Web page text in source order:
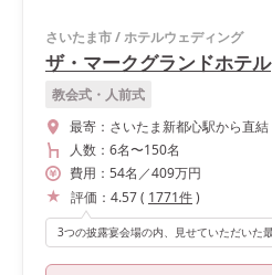
さいたま市/ホテルウェディング
ザ・マークグランドホテル
教会式・人前式
最寄： さいたま新都心駅から直結
人数： 6名〜150名
費用： 54名 ／409万円
評価： 4.57( 1771件)